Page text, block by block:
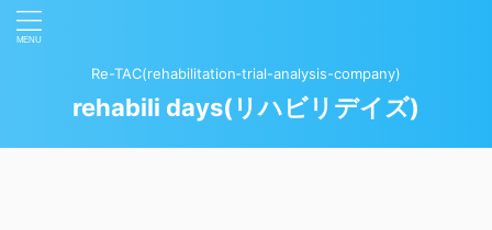
Re-TAC(rehabilitation‐trial-analysis-company)
rehabili days(リハビリデイズ)